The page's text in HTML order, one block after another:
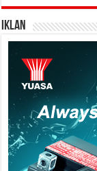
IKLAN